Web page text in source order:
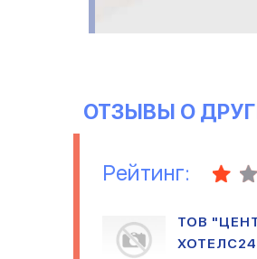
ОТЗЫВЫ О
Рейтинг:
ТОВ